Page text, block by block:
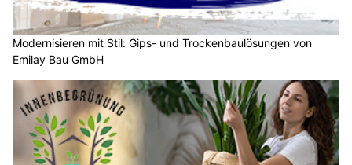
Modernisieren mit Stil: Gips- und Trockenbaulösungen von
Emilay Bau GmbH